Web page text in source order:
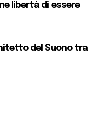
libertà di essere
del Suono tra